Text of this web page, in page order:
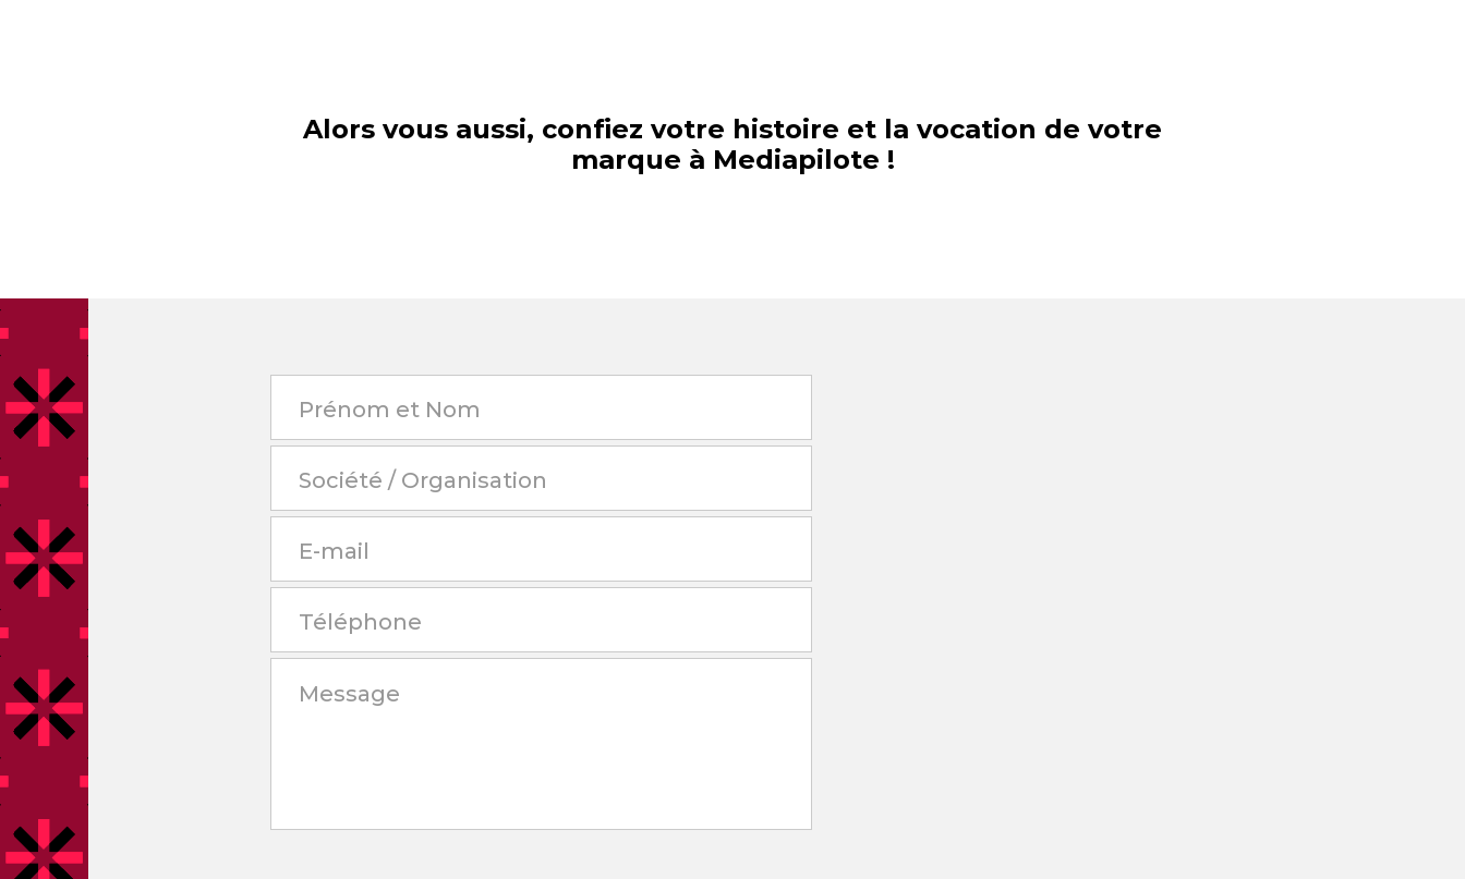
Alors vous aussi, confiez votre histoire et la vocation de votre
marque à Mediapilote !